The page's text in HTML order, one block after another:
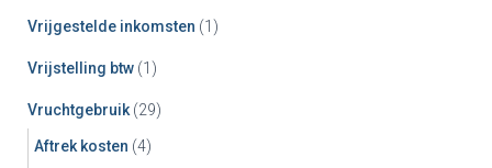
Vrijgestelde inkomsten (1)
Vrijstelling btw (1)
Vruchtgebruik (29)
Aftrek kosten (4)